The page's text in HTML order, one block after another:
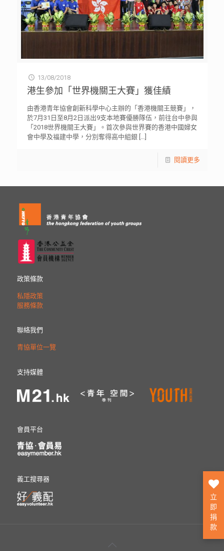
13/08/2018
港生參加「世界機關王大賽」獲佳績
由香港青年協會創新科學中心主辦的「香港機關王競賽」，
於7月31日至8月2日派出9支本地賽優勝隊伍，前往台中參與
「2018世界機關王大賽」。首次參與世界賽的香港中國婦女
會中學及福建中學，分別奪得高中組銀 […]
閱讀更多
政策條款
私隱政策
服務條款
聯絡我們
青協單位一覽
支持媒體
會員平台
義工搜尋器
立
即
捐
款